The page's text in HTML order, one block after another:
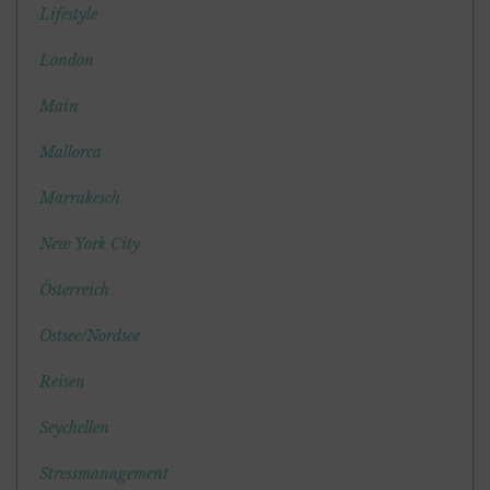
Lifestyle
London
Main
Mallorca
Marrakesch
New York City
Österreich
Ostsee/Nordsee
Reisen
Seychellen
Stressmanagement